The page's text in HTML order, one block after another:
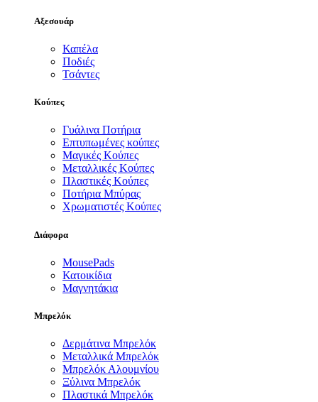
Αξεσουάρ
Καπέλα
Ποδιές
Τσάντες
Κούπες
Γυάλινα Ποτήρια
Επτυπωμένες κούπες
Μαγικές Κούπες
Μεταλλικές Κούπες
Πλαστικές Κούπες
Ποτήρια Μπύρας
Χρωματιστές Κούπες
Διάφορα
MousePads
Κατοικίδια
Μαγνητάκια
Μπρελόκ
Δερμάτινα Μπρελόκ
Μεταλλικά Μπρελόκ
Μπρελόκ Αλουμνίου
Ξύλινα Μπρελόκ
Πλαστικά Μπρελόκ